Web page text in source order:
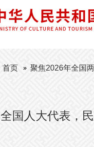
首页 聚焦2026年全国
全国人大代表，